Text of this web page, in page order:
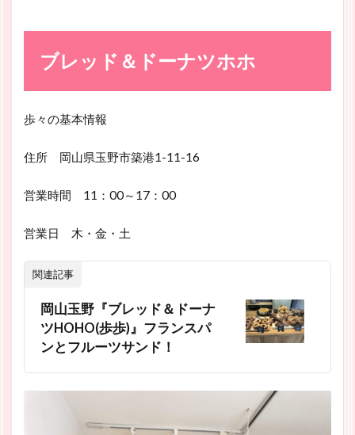
ブレッド＆ドーナツホホ
歩々の基本情報
住所 岡山県玉野市築港1-11-16
営業時間 11：00～17：00
営業日 木・金・土
関連記事
岡山玉野『ブレッド＆ドーナ
ツHOHO(歩歩)』フランスパ
ンとフルーツサンド！